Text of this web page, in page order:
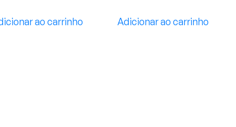
ao carrinho Adicionar ao carrinho